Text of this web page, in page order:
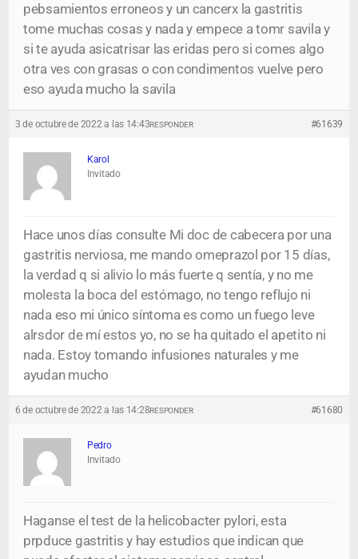
pebsamientos erroneos y un cancerx la gastritis
tome muchas cosas y nada y empece a tomr savila y
si te ayuda asicatrisar las eridas pero si comes algo
otra ves con grasas o con condimentos vuelve pero
eso ayuda mucho la savila
3 de octubre de 2022 a las 14:43 #61639
RESPONDER
Karol
Invitado
Hace unos días consulte Mi doc de cabecera por una
gastritis nerviosa, me mando omeprazol por 15 días,
la verdad q si alivio lo más fuerte q sentía, y no me
molesta la boca del estómago, no tengo reflujo ni
nada eso mi único síntoma es como un fuego leve
alrsdor de mí estos yo, no se ha quitado el apetito ni
nada. Estoy tomando infusiones naturales y me
ayudan mucho
6 de octubre de 2022 a las 14:28 #61680
RESPONDER
Pedro
Invitado
Haganse el test de la helicobacter pylori, esta
prpduce gastritis y hay estudios que indican que